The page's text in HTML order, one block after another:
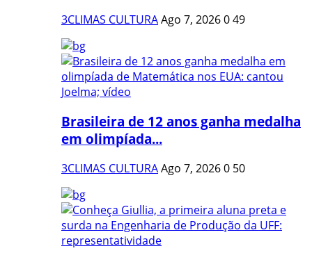
3CLIMAS CULTURAAgo 7, 2026049
Brasileira de 12 anos ganha medalha
em olimpíada...
3CLIMAS CULTURAAgo 7, 20260 50